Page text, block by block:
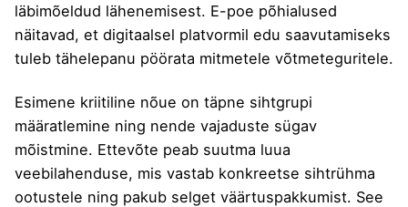
läbimõeldud lähenemisest. E-poe põhialused
näitavad, et digitaalsel platvormil edu saavutamiseks
tuleb tähelepanu pöörata mitmetele võtmeteguritele.
Esimene kriitiline nõue on täpne sihtgrupi
määratlemine ning nende vajaduste sügav
mõistmine. Ettevõte peab suutma luua
veebilahenduse, mis vastab konkreetse sihtrühma
ootustele ning pakub selget väärtuspakkumist. See